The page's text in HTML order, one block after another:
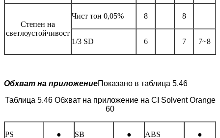
Степен на
светлоустойчивост
Чист тон 0,05% 8 8
1/3 SD 6 7 7~8
Обхват на приложениеПоказано в таблица 5.46
Таблица 5.46 Обхват на приложение на CI Solvent Orange
60
PS ● SB ● ABS ●